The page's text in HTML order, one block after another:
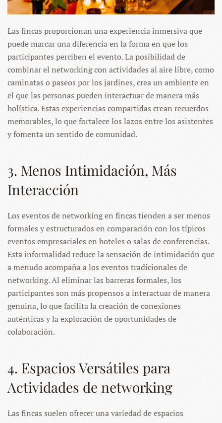
Las fincas proporcionan una experiencia inmersiva que
puede marcar una diferencia en la forma en que los
participantes perciben el evento. La posibilidad de
combinar el networking con actividades al aire libre, como
caminatas o paseos por los jardines, crea un ambiente en
el que las personas pueden interactuar de manera más
holística. Estas experiencias compartidas crean recuerdos
memorables, lo que fortalece los lazos entre los asistentes
y fomenta un sentido de comunidad.
3. Menos Intimidación, Más
Interacción
Los eventos de networking en fincas tienden a ser menos
formales y estructurados en comparación con los típicos
eventos empresariales en hoteles o salas de conferencias.
Esta informalidad reduce la sensación de intimidación que
a menudo acompaña a los eventos tradicionales de
networking. Al eliminar las barreras formales, los
participantes son más propensos a interactuar de manera
genuina, lo que facilita la creación de conexiones
auténticas y la exploración de oportunidades de
colaboración.
4. Espacios Versátiles para
Actividades de networking
Las fincas suelen ofrecer una variedad de espacios